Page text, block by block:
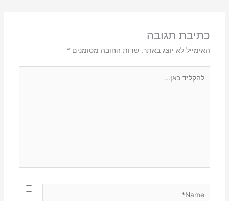
כתיבת תגובה
האימייל לא יוצג באתר. שדות החובה מסומנים *
כאן...